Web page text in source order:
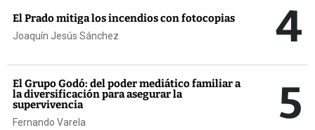
El Prado mitiga los incendios con fotocopias
Joaquín Jesús Sánchez 4
El Grupo Godó: del poder mediático familiar a
la diversificación para asegurar la
supervivencia
Fernando Varela 5